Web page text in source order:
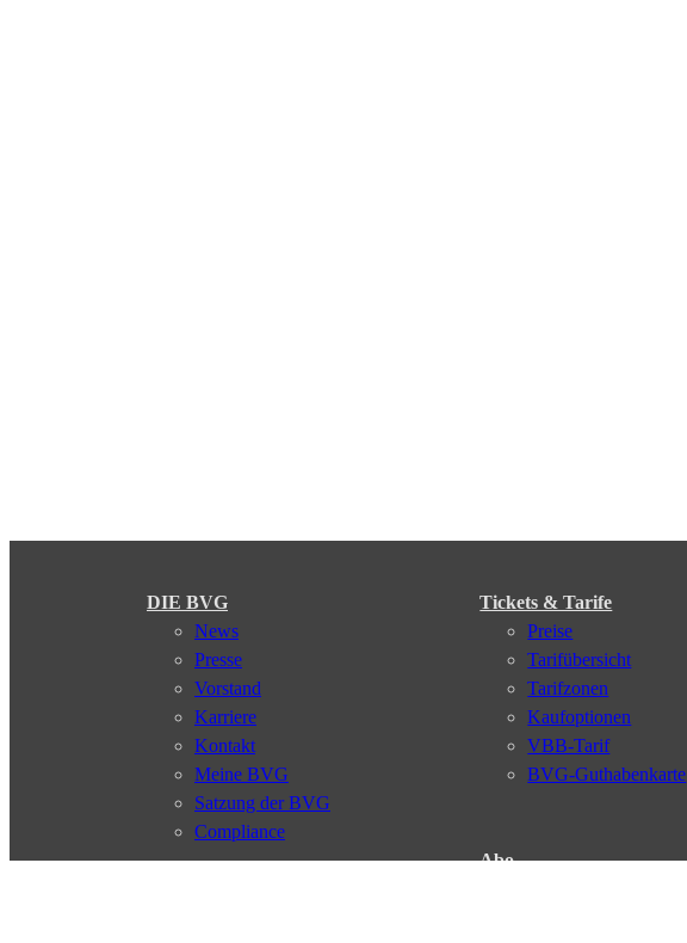
DIE BVG
News
Presse
Vorstand
Karriere
Kontakt
Meine BVG
Satzung der BVG
Compliance
Tickets & Tarife
Preise
Tarifübersicht
Tarifzonen
Kaufoptionen
VBB-Tarif
BVG-Guthabenkarte
Abo